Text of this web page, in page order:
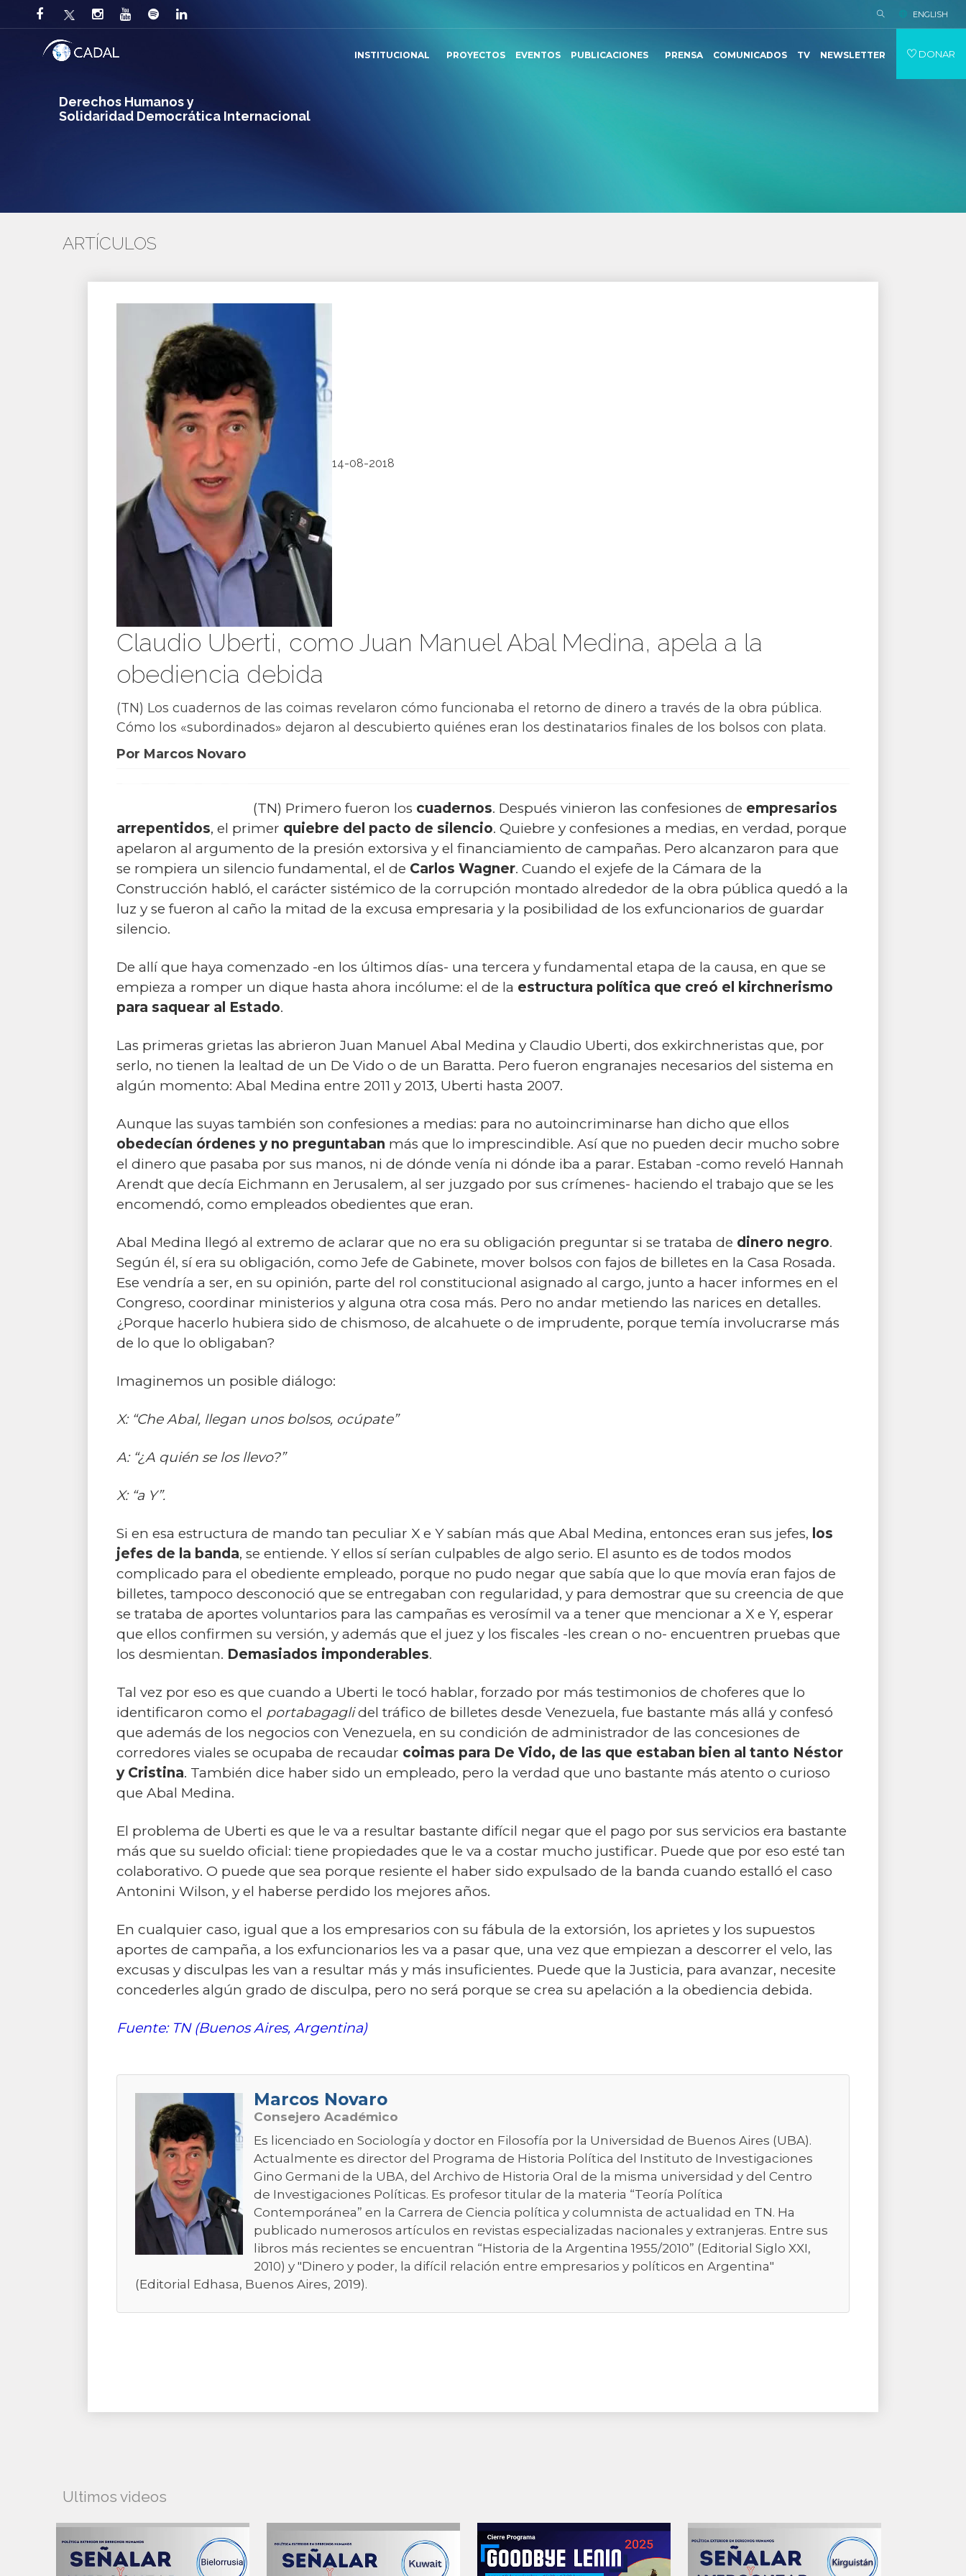
Derechos Humanos y
Solidaridad Democrática Internacional
ENGLISH
INSTITUCIONAL PROYECTOS EVENTOS PUBLICACIONES PRENSA COMUNICADOS TV NEWSLETTER DONAR
ARTÍCULOS
14-08-2018
Claudio Uberti, como Juan Manuel Abal Medina, apela a la
obediencia debida
(TN) Los cuadernos de las coimas revelaron cómo funcionaba el retorno de dinero a través de la obra pública.
Cómo los «subordinados» dejaron al descubierto quiénes eran los destinatarios finales de los bolsos con plata.
Por Marcos Novaro
(TN) Primero fueron los cuadernos. Después vinieron las confesiones de empresarios
arrepentidos, el primer quiebre del pacto de silencio. Quiebre y confesiones a medias, en verdad, porque
apelaron al argumento de la presión extorsiva y el financiamiento de campañas. Pero alcanzaron para que
se rompiera un silencio fundamental, el de Carlos Wagner. Cuando el exjefe de la Cámara de la
Construcción habló, el carácter sistémico de la corrupción montado alrededor de la obra pública quedó a la
luz y se fueron al caño la mitad de la excusa empresaria y la posibilidad de los exfuncionarios de guardar
silencio.
De allí que haya comenzado -en los últimos días- una tercera y fundamental etapa de la causa, en que se
empieza a romper un dique hasta ahora incólume: el de la estructura política que creó el kirchnerismo
para saquear al Estado.
Las primeras grietas las abrieron Juan Manuel Abal Medina y Claudio Uberti, dos exkirchneristas que, por
serlo, no tienen la lealtad de un De Vido o de un Baratta. Pero fueron engranajes necesarios del sistema en
algún momento: Abal Medina entre 2011 y 2013, Uberti hasta 2007.
Aunque las suyas también son confesiones a medias: para no autoincriminarse han dicho que ellos
obedecían órdenes y no preguntaban más que lo imprescindible. Así que no pueden decir mucho sobre
el dinero que pasaba por sus manos, ni de dónde venía ni dónde iba a parar. Estaban -como reveló Hannah
Arendt que decía Eichmann en Jerusalem, al ser juzgado por sus crímenes- haciendo el trabajo que se les
encomendó, como empleados obedientes que eran.
Abal Medina llegó al extremo de aclarar que no era su obligación preguntar si se trataba de dinero negro.
Según él, sí era su obligación, como Jefe de Gabinete, mover bolsos con fajos de billetes en la Casa Rosada.
Ese vendría a ser, en su opinión, parte del rol constitucional asignado al cargo, junto a hacer informes en el
Congreso, coordinar ministerios y alguna otra cosa más. Pero no andar metiendo las narices en detalles.
¿Porque hacerlo hubiera sido de chismoso, de alcahuete o de imprudente, porque temía involucrarse más
de lo que lo obligaban?
Imaginemos un posible diálogo:
X: “Che Abal, llegan unos bolsos, ocúpate”
A: “¿A quién se los llevo?”
X: “a Y”.
Si en esa estructura de mando tan peculiar X e Y sabían más que Abal Medina, entonces eran sus jefes, los
jefes de la banda, se entiende. Y ellos sí serían culpables de algo serio. El asunto es de todos modos
complicado para el obediente empleado, porque no pudo negar que sabía que lo que movía eran fajos de
billetes, tampoco desconoció que se entregaban con regularidad, y para demostrar que su creencia de que
se trataba de aportes voluntarios para las campañas es verosímil va a tener que mencionar a X e Y, esperar
que ellos confirmen su versión, y además que el juez y los fiscales -les crean o no- encuentren pruebas que
los desmientan. Demasiados imponderables.
Tal vez por eso es que cuando a Uberti le tocó hablar, forzado por más testimonios de choferes que lo
identificaron como el portabagaglidel tráfico de billetes desde Venezuela, fue bastante más allá y confesó
que además de los negocios con Venezuela, en su condición de administrador de las concesiones de
corredores viales se ocupaba de recaudar coimas para De Vido, de las que estaban bien al tanto Néstor
y Cristina. También dice haber sido un empleado, pero la verdad que uno bastante más atento o curioso
que Abal Medina.
El problema de Uberti es que le va a resultar bastante difícil negar que el pago por sus servicios era bastante
más que su sueldo oficial: tiene propiedades que le va a costar mucho justificar. Puede que por eso esté tan
colaborativo. O puede que sea porque resiente el haber sido expulsado de la banda cuando estalló el caso
Antonini Wilson, y el haberse perdido los mejores años.
En cualquier caso, igual que a los empresarios con su fábula de la extorsión, los aprietes y los supuestos
aportes de campaña, a los exfuncionarios les va a pasar que, una vez que empiezan a descorrer el velo, las
excusas y disculpas les van a resultar más y más insuficientes. Puede que la Justicia, para avanzar, necesite
concederles algún grado de disculpa, pero no será porque se crea su apelación a la obediencia debida.
Fuente: TN (Buenos Aires, Argentina)
Marcos Novaro
Consejero Académico
Es licenciado en Sociología y doctor en Filosofía por la Universidad de Buenos Aires (UBA).
Actualmente es director del Programa de Historia Política del Instituto de Investigaciones
Gino Germani de la UBA, del Archivo de Historia Oral de la misma universidad y del Centro
de Investigaciones Políticas. Es profesor titular de la materia “Teoría Política
Contemporánea” en la Carrera de Ciencia política y columnista de actualidad en TN. Ha
publicado numerosos artículos en revistas especializadas nacionales y extranjeras. Entre sus
libros más recientes se encuentran “Historia de la Argentina 1955/2010” (Editorial Siglo XXI,
2010) y "Dinero y poder, la difícil relación entre empresarios y políticos en Argentina"
(Editorial Edhasa, Buenos Aires, 2019).
Ultimos videos